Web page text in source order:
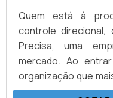
Quem está à
controle direcional,
Precisa, uma
mercado. Ao
organização que
o cliente receberá